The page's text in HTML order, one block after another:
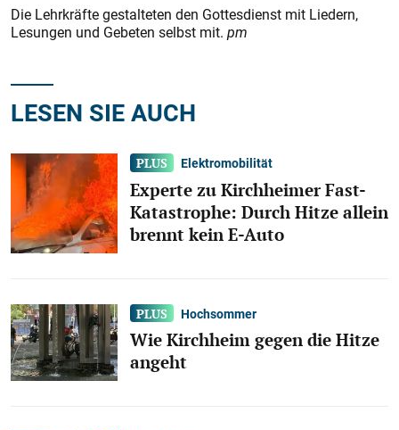
Die Lehrkräfte gestalteten den Gottesdienst mit Liedern,
Lesungen und Gebeten selbst mit. pm
LESEN SIE AUCH
Elektromobilität
Experte zu Kirchheimer Fast-
Katastrophe: Durch Hitze allein
brennt kein E-Auto
Hochsommer
Wie Kirchheim gegen die Hitze
angeht